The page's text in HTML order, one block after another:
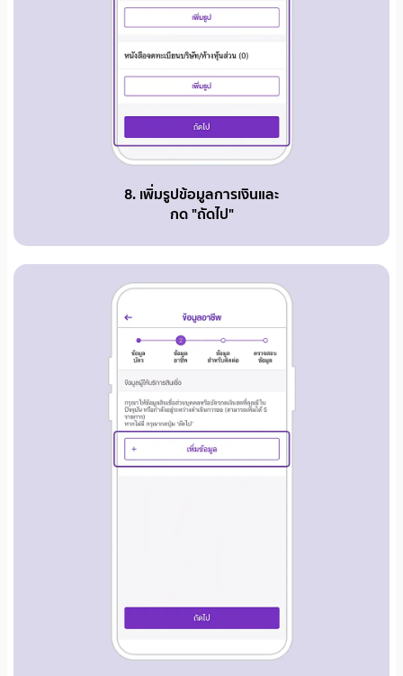
8. เพิ่มรูปข้อมูลการเงินและ
กด "ถัดไป"